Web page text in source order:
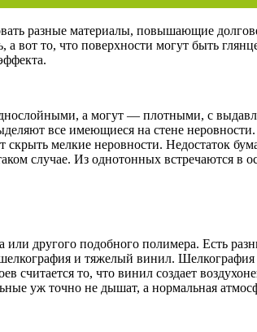
разные материалы, повышающие
то, что поверхности могут быть
а могут — плотными, с
все имеющиеся на стене
скрыть мелкие неровности. Недостаток
случае. Из однотонных встречаются в
другого подобного полимера. Есть
и тяжелый винил. Шелкография
то, что винил создает
уж точно не дышат, а нормальная